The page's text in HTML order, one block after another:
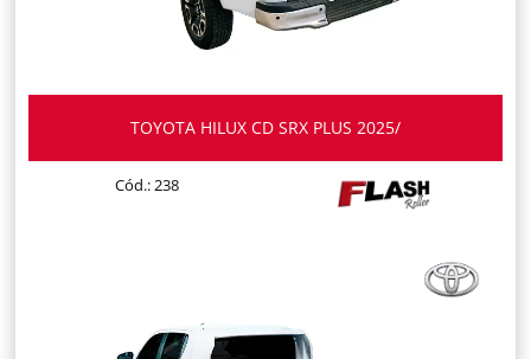
TOYOTA HILUX CD SRX PLUS 2025/
Cód.: 238